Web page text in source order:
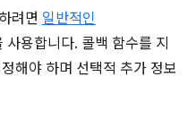
려면 일반적인
사용합니다. 콜백 함수를 지
해야 하며 선택적 추가 정보